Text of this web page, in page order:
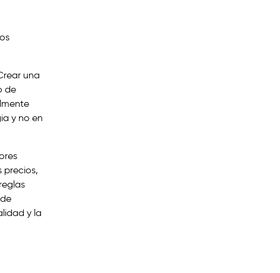
una
de
y no en
precios,
y la